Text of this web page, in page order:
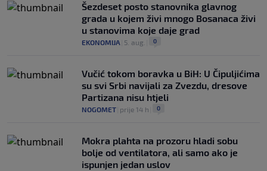
Šezdeset posto stanovnika glavnog
grada u kojem živi mnogo Bosanaca živi
u stanovima koje daje grad
EKONOMIJA 5. aug. 0
Vučić tokom boravka u BiH: U Čipuljićima
su svi Srbi navijali za Zvezdu, dresove
Partizana nisu htjeli
NOGOMET prije 14 h 0
Mokra plahta na prozoru hladi sobu
bolje od ventilatora, ali samo ako je
ispunjen jedan uslov